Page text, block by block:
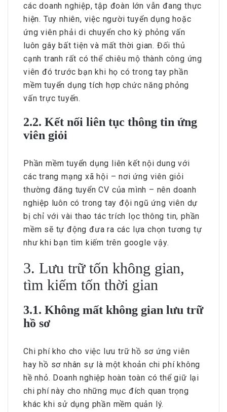
các doanh nghiệp, tập đoàn lớn vẫn đang thực
hiện. Tuy nhiên, việc người tuyển dụng hoặc
ứng viên phải di chuyển cho kỳ phỏng vấn
luôn gây bất tiện và mất thời gian. Đối thủ
cạnh tranh rất có thể chiêu mộ thành công ứng
viên đó trước bạn khi họ có trong tay phần
mềm tuyển dụng tích hợp chức năng phỏng
vấn trực tuyến.
2.2. Kết nối liên tục thông tin ứng
viên giỏi
Phần mềm tuyển dụng liên kết nội dung với
các trang mạng xã hội – nơi ứng viên giỏi
thường đăng tuyển CV của mình – nên doanh
nghiệp luôn có trong tay đội ngũ ứng viên dự
bị chỉ với vài thao tác trích lọc thông tin, phần
mềm sẽ tự động đưa ra các lựa chọn tương tự
như khi bạn tìm kiếm trên google vậy.
3. Lưu trữ tốn không gian,
tìm kiếm tốn thời gian
3.1. Không mất không gian lưu trữ
hồ sơ
Chi phí kho cho việc lưu trữ hồ sơ ứng viên
hay hồ sơ nhân sự là một khoản chi phí không
hề nhỏ. Doanh nghiệp hoàn toàn có thể giữ lại
chi phí này cho những mục đích quan trọng
khác khi sử dụng phần mềm quản lý.